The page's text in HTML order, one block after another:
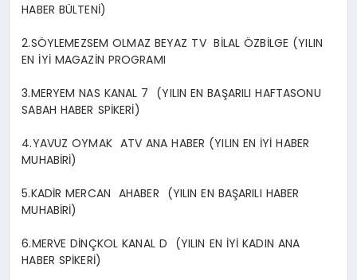
HABER BÜLTENİ)
2.SÖYLEMEZSEM OLMAZ BEYAZ TV BİLAL ÖZBİLGE (YILIN
EN İYİ MAGAZİN PROGRAMI
3.MERYEM NAS KANAL 7 (YILIN EN BAŞARILI HAFTASONU
SABAH HABER SPİKERİ)
4.YAVUZ OYMAK ATV ANA HABER (YILIN EN İYİ HABER
MUHABİRİ)
5.KADİR MERCAN AHABER (YILIN EN BAŞARILI HABER
MUHABİRİ)
6.MERVE DİNÇKOL KANAL D (YILIN EN İYİ KADIN ANA
HABER SPİKERİ)